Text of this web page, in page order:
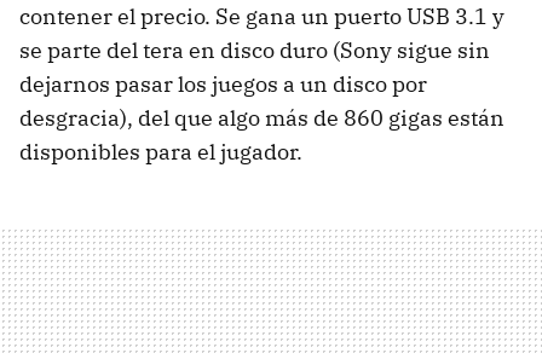
contener el precio. Se gana un puerto USB 3.1 y
se parte del tera en disco duro (Sony sigue sin
dejarnos pasar los juegos a un disco por
desgracia), del que algo más de 860 gigas están
disponibles para el jugador.